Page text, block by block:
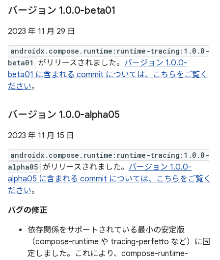
バージョン 1.0.0-beta01
2023 年 11 月 29 日
androidx.compose.runtime:runtime-tracing:1.0.0-
beta01
がリリースされました。 バージョン 1.0.0-
beta01 に含まれる commit については、こちらをご覧く
ださい。
バージョン 1.0.0-alpha05
2023 年 11 月 15 日
androidx.compose.runtime:runtime-tracing:1.0.0-
alpha05 がリリースされました。 バージョン 1.0.0-
alpha05 に含まれる commit については、こちらをご覧く
ださい。
バグの修正
依存関係をサポートされている最小の安定版
（compose-runtime や tracing-perfetto など）に固
定しました。これにより、compose-runtime-